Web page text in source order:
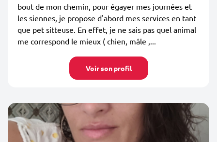
bout de mon chemin, pour égayer mes journées et
les siennes, je propose d'abord mes services en tant
que pet sitteuse. En effet, je ne sais pas quel animal
me correspond le mieux ( chien, mâle ,...
Voir son profil